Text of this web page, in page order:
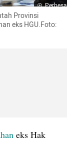
Perbesar
Provinsi
eks HGU.Foto:
eks Hak